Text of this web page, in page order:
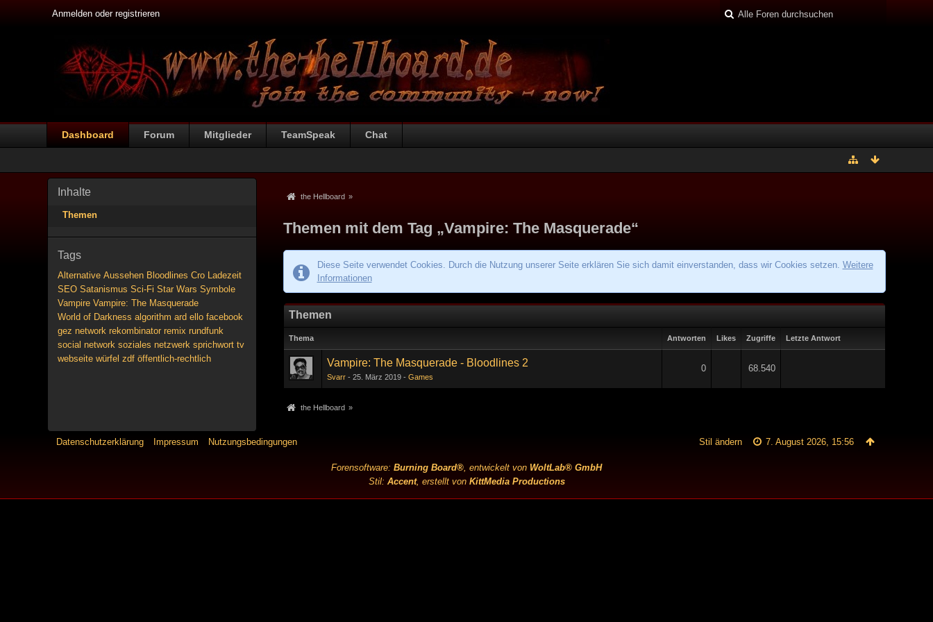
Anmelden oder registrieren
Dashboard Forum Mitglieder TeamSpeak Chat
Inhalte
Themen
Tags
Alternative Aussehen Bloodlines Cro Ladezeit
SEO Satanismus Sci-Fi Star Wars Symbole
Vampire Vampire: The Masquerade
World of Darkness algorithm ard ello facebook
gez network rekombinator remix rundfunk
social network soziales netzwerk sprichwort tv
webseite würfel zdf öffentlich-rechtlich
the Hellboard »
Themen mit dem Tag „Vampire: The Masquerade“
Diese Seite verwendet Cookies. Durch die Nutzung unserer Seite erklären Sie sich damit einverstanden, dass wir Cookies setzen. Weitere
Informationen
Themen
Thema Antworten Likes Zugriffe Letzte Antwort
Vampire: The Masquerade - Bloodlines 2
Svarr 25. März 2019 Games
0 68.540
the Hellboard »
Datenschutzerklärung Impressum Nutzungsbedingungen 7. August 2026, 15:56
Stil ändern
Forensoftware: Burning Board®, entwickelt von WoltLab® GmbH
Stil: Accent, erstellt von KittMedia Productions